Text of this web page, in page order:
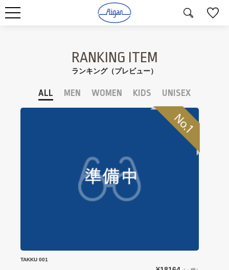
RANKING ITEM
ランキング（プレビュー）
ALL MEN WOMEN KIDS UNISEX
TAKKU 001